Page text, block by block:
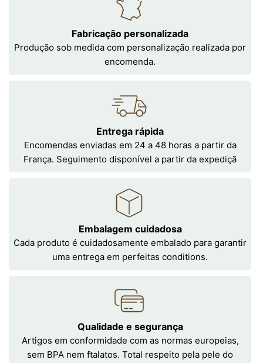
Fabricação personalizada
Produção sob medida com personalização realizada por
encomenda.
Entrega rápida
Encomendas enviadas em 24 a 48 horas a partir da
França. Seguimento disponível a partir da expediçã
Embalagem cuidadosa
Cada produto é cuidadosamente embalado para garantir
uma entrega em perfeitas conditions.
Qualidade e segurança
Artigos em conformidade com as normas europeias,
sem BPA nem ftalatos. Total respeito pela pele do